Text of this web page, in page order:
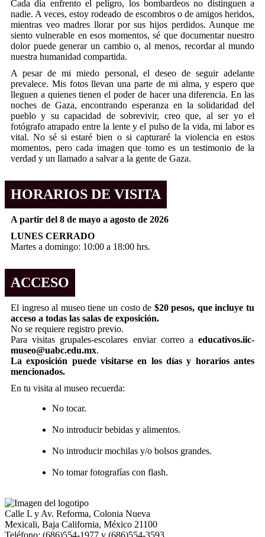
Cada día enfrento el peligro, los bombardeos no distinguen a
nadie. A veces, estoy rodeado de escombros o de amigos heridos,
mientras veo madres llorar por sus hijos perdidos. Aunque me
siento vulnerable en esos momentos, sé que documentar nuestro
dolor puede generar un cambio o, al menos, recordar al mundo
nuestra humanidad compartida.
A pesar de mi miedo personal, el deseo de seguir adelante
prevalece. Mis fotos llevan una parte de mi alma, y espero que
lleguen a quienes tienen el poder de hacer una diferencia. En las
noches de Gaza, encontrando esperanza en la solidaridad del
pueblo y su capacidad de sobrevivir, creo que, al ser yo el
fotógrafo atrapado entre la lente y el pulso de la vida, mi labor es
vital. No sé si estaré bien o si capturaré la violencia en estos
momentos, pero cada imagen que tomo es un testimonio de la
verdad y un llamado a salvar a la gente de Gaza.
HORARIOS DE VISITA
A partir del 8 de mayo a agosto de 2026
LUNES CERRADO
Martes a domingo: 10:00 a 18:00 hrs.
ACCESO
El ingreso al museo tiene un costo de $20 pesos, que incluye tu
acceso a todas las salas de exposición.
No se requiere registro previo.
Para visitas grupales-escolares enviar correo a educativos.iic-
museo@uabc.edu.mx.
La exposición puede visitarse en los días y horarios antes
mencionados.
En tu visita al museo recuerda:
No tocar.
No introducir bebidas y alimentos.
No introducir mochilas y/o bolsos grandes.
No tomar fotografías con flash.
Calle L y Av. Reforma, Colonia Nueva
Mexicali, Baja California, México 21100